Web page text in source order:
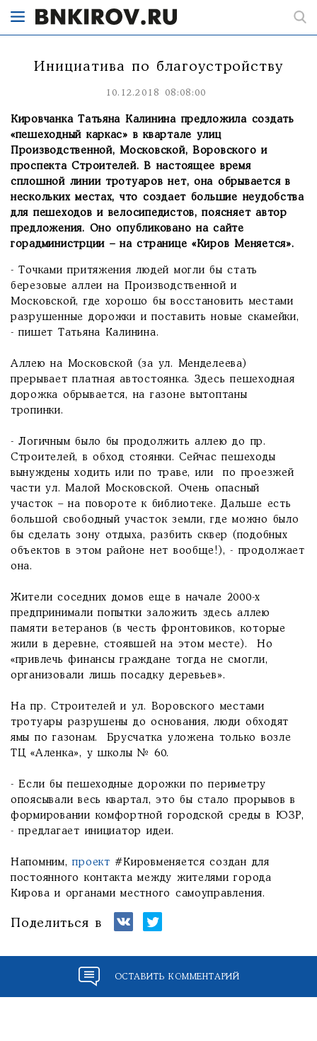
Инициатива по благоустройству
10.12.2018 08:08:00
Кировчанка Татьяна Калинина предложила создать
«пешеходный каркас» в квартале улиц
Производственной, Московской, Воровского и
проспекта Строителей. В настоящее время
сплошной линии тротуаров нет, она обрывается в
нескольких местах, что создает большие неудобства
для пешеходов и велосипедистов, поясняет автор
предложения. Оно опубликовано на сайте
горадминистрции – на странице «Киров Меняется».
- Точками притяжения людей могли бы стать
березовые аллеи на Производственной и
Московской, где хорошо бы восстановить местами
разрушенные дорожки и поставить новые скамейки,
- пишет Татьяна Калинина.
Аллею на Московской (за ул. Менделеева)
прерывает платная автостоянка. Здесь пешеходная
дорожка обрывается, на газоне вытоптаны
тропинки.
- Логичным было бы продолжить аллею до пр.
Строителей, в обход стоянки. Сейчас пешеходы
вынуждены ходить или по траве, или по проезжей
части ул. Малой Московской. Очень опасный
участок – на повороте к библиотеке. Дальше есть
большой свободный участок земли, где можно было
бы сделать зону отдыха, разбить сквер (подобных
объектов в этом районе нет вообще!), - продолжает
она.
Жители соседних домов еще в начале 2000-х
предпринимали попытки заложить здесь аллею
памяти ветеранов (в честь фронтовиков, которые
жили в деревне, стоявшей на этом месте). Но
«привлечь финансы граждане тогда не смогли,
организовали лишь посадку деревьев».
На пр. Строителей и ул. Воровского местами
тротуары разрушены до основания, люди обходят
ямы по газонам. Брусчатка уложена только возле
ТЦ «Аленка», у школы № 60.
- Если бы пешеходные дорожки по периметру
опоясывали весь квартал, это бы стало прорывов в
формировании комфортной городской среды в ЮЗР,
- предлагает инициатор идеи.
Напомним,проект #Кировменяется создан для
постоянного контакта между жителями города
Кирова и органами местного самоуправления.
Поделиться в
ОСТАВИТЬ КОММЕНТАРИЙ